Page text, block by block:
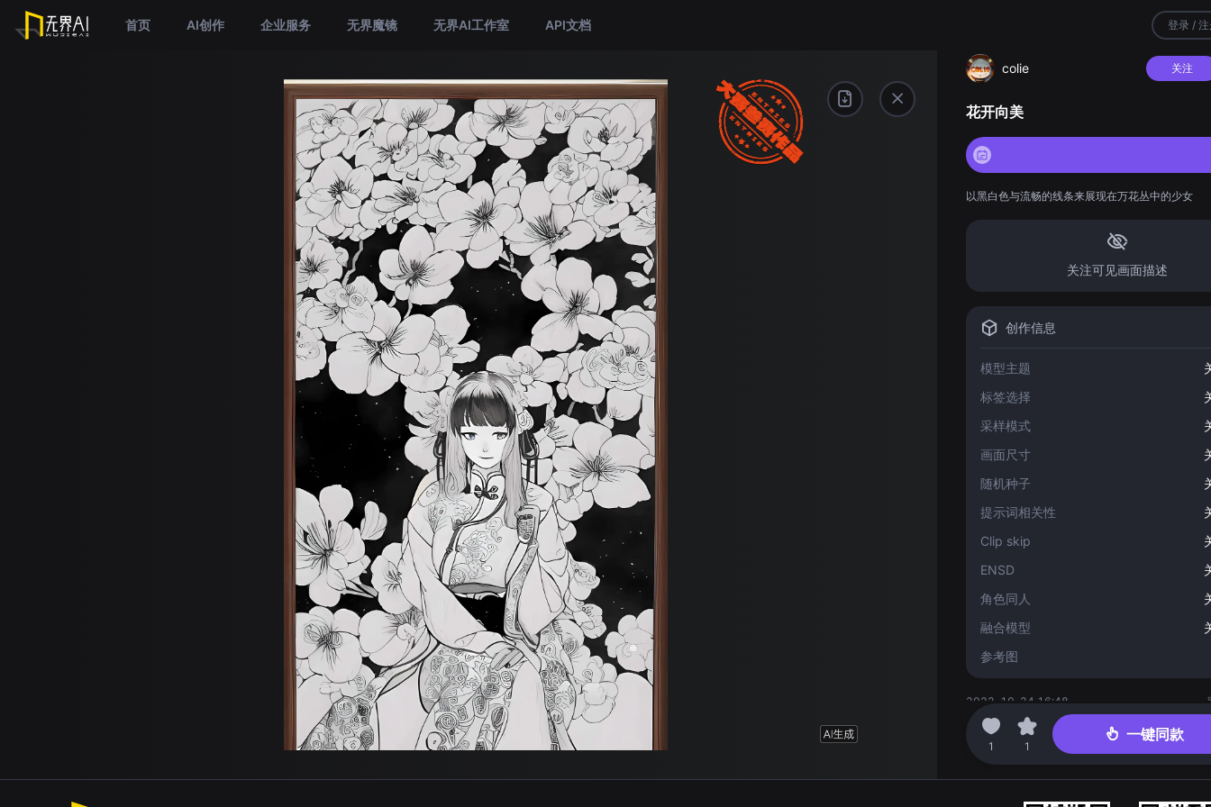
首页 AI创作 企业服务 无界魔镜 无界AI工作室 API文档 登录 /
colie 关注
花开向美
以黑白色与流畅的线条来展现在万花丛中的少女
关注可见画面描述
创作信息
模型主题
标签选择
采样模式
画面尺寸
随机种子
提示词相关性
Clip skip
ENSD
角色同人
融合模型
参考图
2022-10-24 16:48
1 1
一键同款